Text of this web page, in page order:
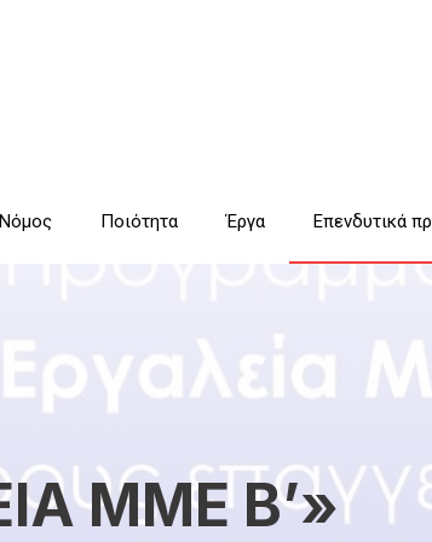
Ποιότητα Έργα Επενδυτικά
ΜΜΕ Β’»